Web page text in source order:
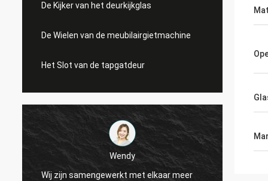
De Kijker van het deurkijkglas
De Wielen van de meubilairgietmachine
Het Slot van de tapgatdeur
Wendy
Wij zijn samengewerkt met elkaar meer